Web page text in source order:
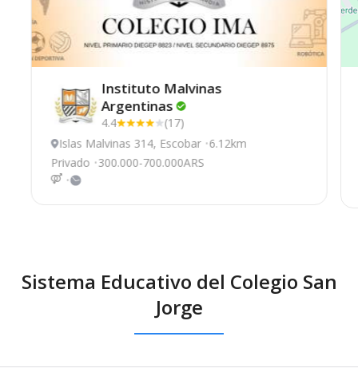
Instituto Malvinas
Argentinas
4.4
(17)
Islas Malvinas 314, Escobar 6.12km
Privado 300.000-700.000ARS
Sistema Educativo del Colegio San
Jorge